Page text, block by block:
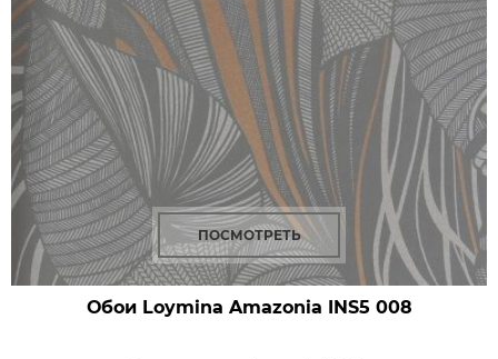
ПОСМОТРЕТЬ
Обои Loymina Amazonia INS5 008